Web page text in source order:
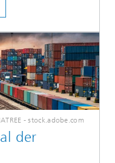
- stock.adobe.com
der